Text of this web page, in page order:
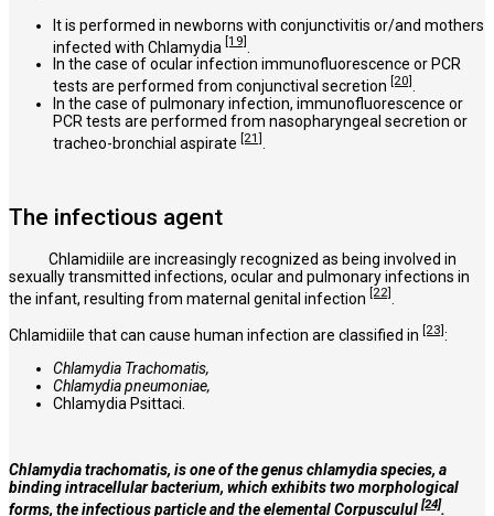
It is performed in newborns with conjunctivitis or/and mothers
infected with Chlamydia [19]
In the case of ocular infection immunofluorescence or PCR
tests are performed from conjunctival secretion [20]
In the case of pulmonary infection, immunofluorescence or
PCR tests are performed from nasopharyngeal secretion or
tracheo-bronchial aspirate [21]
The infectious agent
Chlamidiile are increasingly recognized as being involved in
sexually transmitted infections, ocular and pulmonary infections in
the infant, resulting from maternal genital infection [22]
Chlamidiile that can cause human infection are classified in [23]:
Chlamydia Trachomatis,
Chlamydia pneumoniae,
Chlamydia Psittaci.
Chlamydia trachomatis, is one of the genus chlamydia species, a
binding intracellular bacterium, which exhibits two morphological
forms, the infectious particle and the elemental Corpusculul [24].